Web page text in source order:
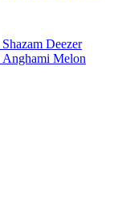
Shazam Deezer
Anghami Melon